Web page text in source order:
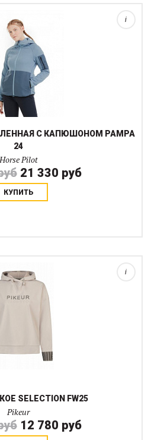
С КАПЮШОНОМ PAMPA
24
Pilot
21 330 руб
КУПИТЬ
i
SELECTION FW25
Pikeur
12 780 руб
i